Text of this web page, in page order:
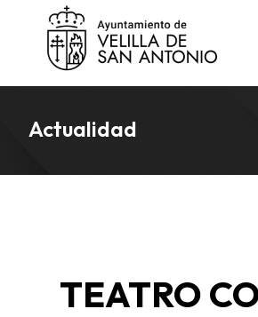
Actualidad
TEATRO